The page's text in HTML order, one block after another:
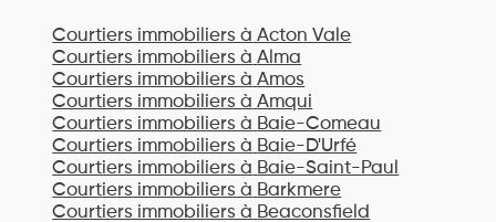
Courtiers immobiliers à Acton Vale
Courtiers immobiliers à Alma
Courtiers immobiliers à Amos
Courtiers immobiliers à Amqui
Courtiers immobiliers à Baie-Comeau
Courtiers immobiliers à Baie-D'Urfé
Courtiers immobiliers à Baie-Saint-Paul
Courtiers immobiliers à Barkmere
Courtiers immobiliers à Beaconsfield